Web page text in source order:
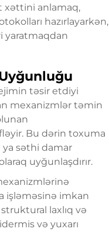
xəttini anlamaq,
hazırlayarkən,
yaratmaqdan
təsir etdiyi
mexanizmlər təmin
Bu dərin toxuma
səthi damar
uyğunlaşdırır.
işləməsinə imkan
laxlıq və
və yuxarı